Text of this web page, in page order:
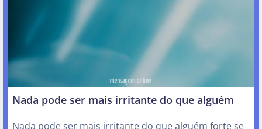
Nada pode ser mais irritante do que alguém
Nada pode ser mais irritante do que alguém forte se